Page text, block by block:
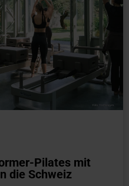
Pilates mit
die Schweiz